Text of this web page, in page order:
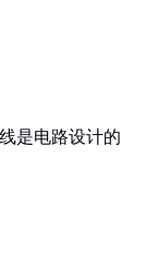
是电路设计的